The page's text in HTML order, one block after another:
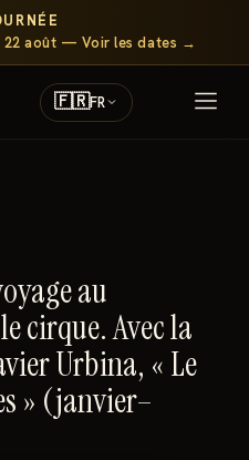
22 août — Voir les dates →
🇫🇷FR
au
cirque. Avec la
Urbina, « Le
» (janvier–